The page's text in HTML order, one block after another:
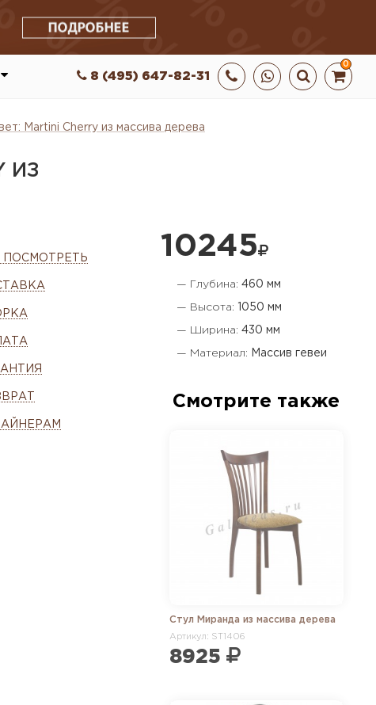
0
8 (495) 647-82-31
Martini Cherry из массива дерева
ИЗ
10245
— Глубина: 460 мм
— Высота: 1050 мм
— Ширина: 430 мм
— Материал: Массив гевеи
ПОСМОТРЕТЬ
Смотрите также
Стул Миранда из массива дерева
Артикул: ST1406
8925